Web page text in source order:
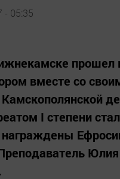
- 05:35
прошел
вместе со
Камскополянской
I степени